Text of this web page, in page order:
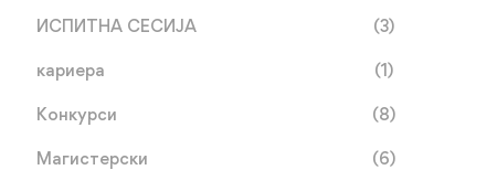
ИСПИТНА СЕСИЈА (3)
кариера (1)
Конкурси (8)
Магистерски (6)